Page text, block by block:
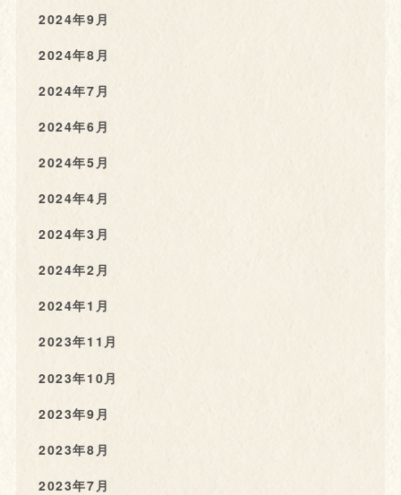
2024年9月
2024年8月
2024年7月
2024年6月
2024年5月
2024年4月
2024年3月
2024年2月
2024年1月
2023年11月
2023年10月
2023年9月
2023年8月
2023年7月